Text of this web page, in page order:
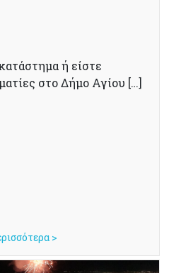
ή είστε
στο Δήμο Αγίου […]
>